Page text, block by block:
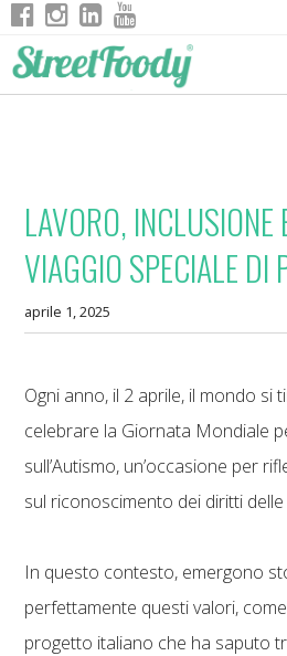
LAVORO, INCLUSIONE
VIAGGIO SPECIALE DI
aprile 1, 2025
Ogni anno, il 2 aprile, il mondo si
celebrare la Giornata Mondiale
sull’Autismo, un’occasione per
sul riconoscimento dei diritti
In questo contesto, emergono
perfettamente questi valori,
progetto italiano che ha saputo